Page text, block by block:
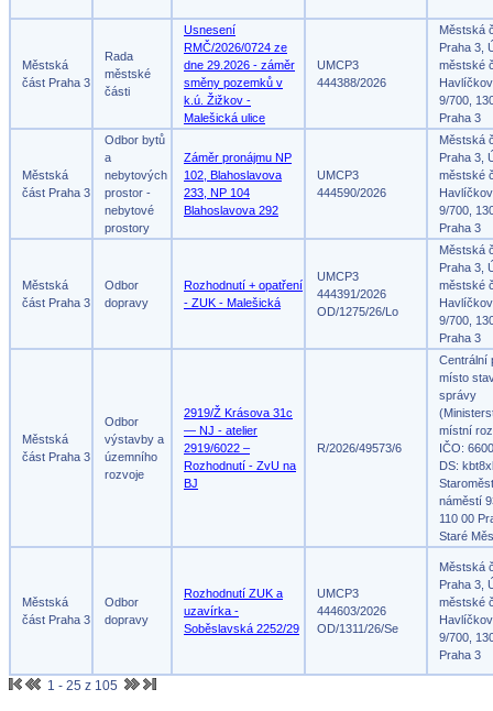
Městská
část Praha 3
Rada
městské
části
Usnesení
RMČ/2026/0724 ze
dne 29.2026 - záměr
směny pozemků v
k.ú. Žižkov -
Malešická ulice
UMCP3
444388/2026
Městská
Praha 3,
městské
9/700,
Praha 3
Městská
část Praha 3
Odbor bytů
a
nebytových
prostor -
nebytové
prostory
Záměr pronájmu NP
102, Blahoslavova
233, NP 104
Blahoslavova 292
UMCP3
444590/2026
Městská
Praha 3,
městské
9/700,
Praha 3
Městská
část Praha 3
Odbor
dopravy
Rozhodnutí + opatření
- ZUK - Malešická
UMCP3
444391/2026
OD/1275/26/Lo
Městská
Praha 3,
městské
9/700,
Praha 3
Městská
část Praha 3
Odbor
výstavby a
územního
rozvoje
2919/Ž Krásova 31c
— NJ - atelier
2919/6022 –
Rozhodnutí - ZvU na
BJ
R/2026/49573/6
Centrální
místo
správy
místní
IČO:
DS:
náměstí
110 00
Staré
Městská
část Praha 3
Odbor
dopravy
Rozhodnutí ZUK a
uzavírka -
Soběslavská 2252/29
UMCP3
444603/2026
OD/1311/26/Se
Městská
Praha 3,
městské
9/700,
Praha 3
1 - 25 z 105